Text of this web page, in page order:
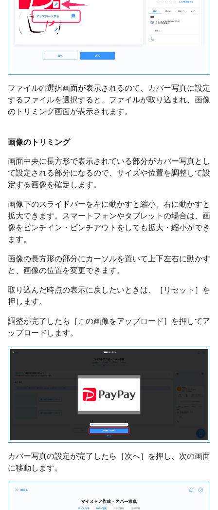
ファイルの選択画面が表示されるので、カバー写真に設定
するファイルを選択すると、ファイルが取り込まれ、画像
のトリミング画面が表示されます。
画像のトリミング
画面中央に長方形で表示されている部分がカバー写真とし
て設定される部分になるので、サイズや位置を調整して設
定する画像を確定します。
画像下のスライドバーを左に動かすと縮小、右に動かすと
拡大できます。スマートフォンやタブレットの場合は、画
像をピンチイン・ピンチアウトをしても拡大・縮小ができ
ます。
画像の長方形の部分にカーソルを置いて上下左右に動かす
と、画像の位置を変更できます。
取り込んだ時点の表示に戻したいときは、［リセット］を
押します。
調整が完了したら［この画像をアップロード］を押してア
ップロードします。
カバー写真の設定が完了したら［次へ］を押し、次の画面
に移動します。